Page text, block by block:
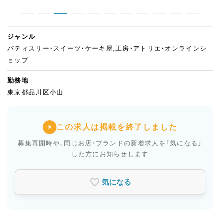
ジャンル
パティスリー・スイーツ・ケーキ屋,工房・アトリエ・オンラインシ
ョップ
勤務地
東京都品川区小山
× この求人は掲載を終了しました
募集再開時や、同じお店・ブランドの新着求人を 「気になる」
した方にお知らせします
気になる